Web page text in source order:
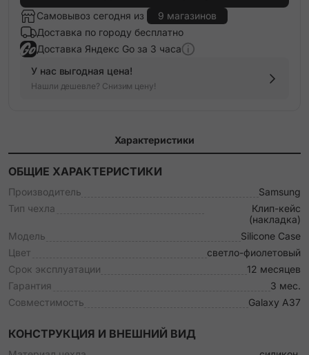
Самовывоз сегодня из
9 магазинов
Доставка по городу бесплатно
Доставка Яндекс Go за 3 часа
У нас выгодная цена!
Нашли дешевле? Снизим цену!
Характеристики
ОБЩИЕ ХАРАКТЕРИСТИКИ
Производитель
Samsung
Тип чехла
Клип-кейс
(накладка)
Модель
Silicone Case
Цвет
светло-фиолетовый
Срок эксплуатации
12 месяцев
Гарантия
3 мес.
Совместимость
Galaxy A37
КОНСТРУКЦИЯ И ВНЕШНИЙ ВИД